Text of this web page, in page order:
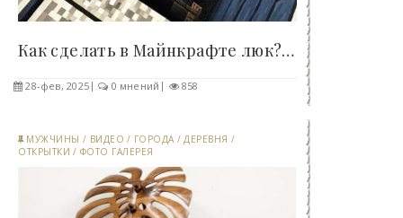
Как сделать в Майнкрафте люк? Пошаговое..
28-фев, 2025 0 мнений 858
МУЖЧИНЫ / ВИДЕО / ГОРОДА /ДЕРЕВНЯ /
ОТКРЫТКИ / ФОТО ГАЛЕРЕЯ